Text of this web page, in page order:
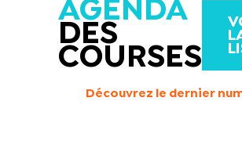
AGENDA
DES
COURSES
Découvrez le dernier